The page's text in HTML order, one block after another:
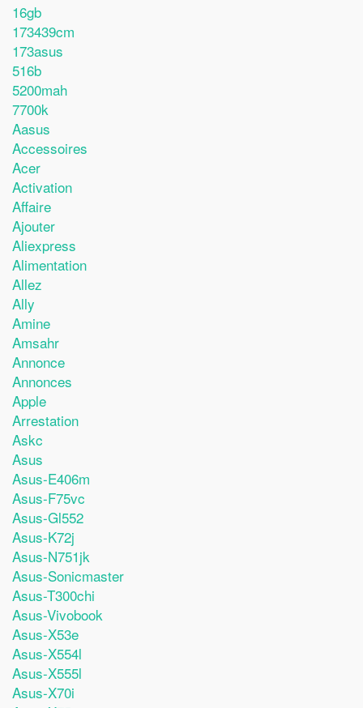
16gb
173439cm
173asus
516b
5200mah
7700k
Aasus
Accessoires
Acer
Activation
Affaire
Ajouter
Aliexpress
Alimentation
Allez
Ally
Amine
Amsahr
Annonce
Annonces
Apple
Arrestation
Askc
Asus
Asus-E406m
Asus-F75vc
Asus-Gl552
Asus-K72j
Asus-N751jk
Asus-Sonicmaster
Asus-T300chi
Asus-Vivobook
Asus-X53e
Asus-X554l
Asus-X555l
Asus-X70i